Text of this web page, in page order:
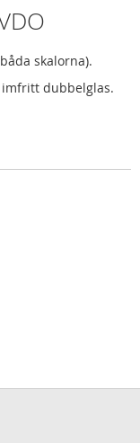
skalorna).
imfritt dubbelglas.